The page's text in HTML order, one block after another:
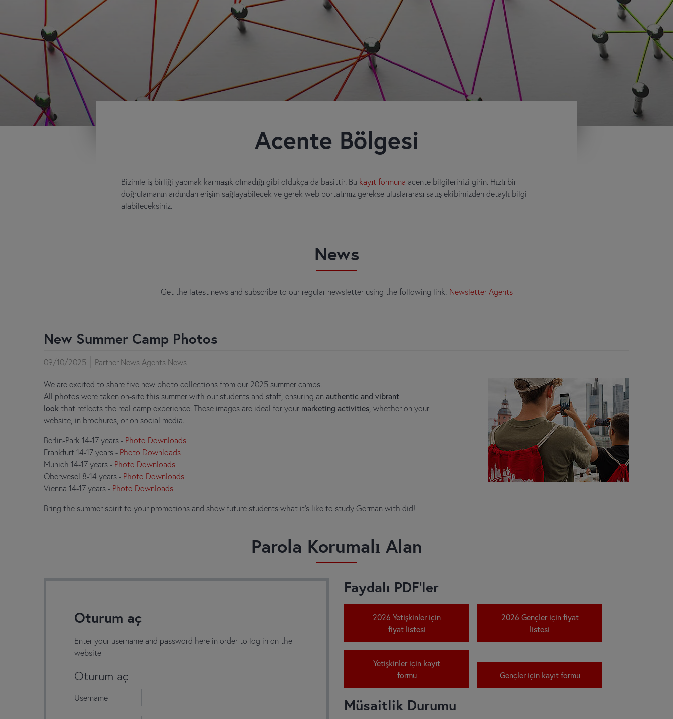
Acente Bölgesi
Bizimle iş birliği yapmak karmaşık olmadığı gibi oldukça da basittir. Bu kayıt formuna acente bilgilerinizi girin. Hızlı bir
doğrulamanın ardından erişim sağlayabilecek ve gerek web portalımız gerekse uluslararası satış ekibimizden detaylı bilgi
alabileceksiniz.
News
Get the latest news and subscribe to our regular newsletter using the following link: Newsletter Agents
New Summer Camp Photos
09/10/2025 Partner News Agents News
We are excited to share five new photo collections from our 2025 summer camps.
All photos were taken on-site this summer with our students and staff, ensuring an authentic and vibrant
look that reflects the real camp experience. These images are ideal for your marketing activities , whether on your
website, in brochures, or on social media.
Berlin-Park 14-17 years - Photo Downloads
Frankfurt 14-17 years - Photo Downloads
Munich 14-17 years - Photo Downloads
Oberwesel 8-14 years - Photo Downloads
Vienna 14-17 years - Photo Downloads
Bring the summer spirit to your promotions and show future students what it’s like to study German with did!
Parola Korumalı Alan
Oturum aç
Enter your username and password here in order to log in on the
website
Oturum aç
Username
Faydalı PDF’ler
2026 Yetişkinler için
fiyat listesi
2026 Gençler için fiyat
listesi
Yetişkinler için kayıt
formu
Gençler için kayıt formu
Müsaitlik Durumu